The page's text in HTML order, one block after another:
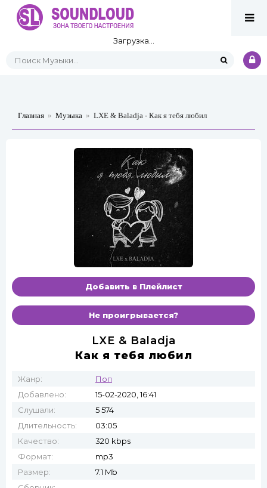
Загрузка...
Главная » Музыка » LXE & Baladja - Как я тебя любил
Добавить в Плейлист
Не проигрывается?
LXE & Baladja
Как я тебя любил
Жанр:
Поп
Добавлено:
15-02-2020, 16:41
Слушали:
5 574
Длительность:
03:05
Качество:
320 kbps
Формат:
mp3
Размер:
7.1 Mb